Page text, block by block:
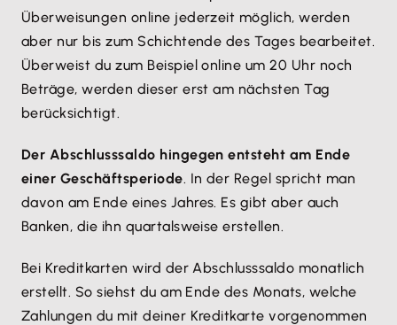
Überweisungen online jederzeit möglich, werden
aber nur bis zum Schichtende des Tages bearbeitet.
Überweist du zum Beispiel online um 20 Uhr noch
Beträge, werden dieser erst am nächsten Tag
berücksichtigt.
Der Abschlusssaldo hingegen entsteht am Ende
einer Geschäftsperiode. In der Regel spricht man
davon am Ende eines Jahres. Es gibt aber auch
Banken, die ihn quartalsweise erstellen.
Bei Kreditkarten wird der Abschlusssaldo monatlich
erstellt. So siehst du am Ende des Monats, welche
Zahlungen du mit deiner Kreditkarte vorgenommen